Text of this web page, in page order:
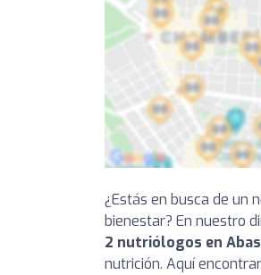
¿Estás en busca de un
bienestar? En nuestro
2 nutriólogos en
nutrición. Aquí